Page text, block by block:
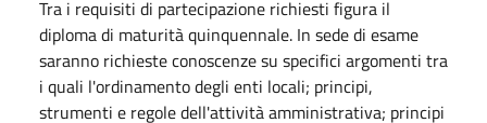
Tra i requisiti di partecipazione richiesti figura il
diploma di maturità quinquennale. In sede di esame
saranno richieste conoscenze su specifici argomenti tra
i quali l'ordinamento degli enti locali; principi,
strumenti e regole dell'attività amministrativa; principi